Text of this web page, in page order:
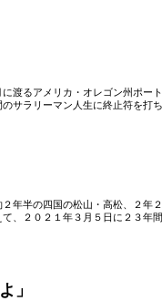
渡るアメリカ・オレゴン州ポー
サラリーマン人生に終止符を打
年半の四国の松山・高松、２年
、２０２１年３月５日に２３年
」